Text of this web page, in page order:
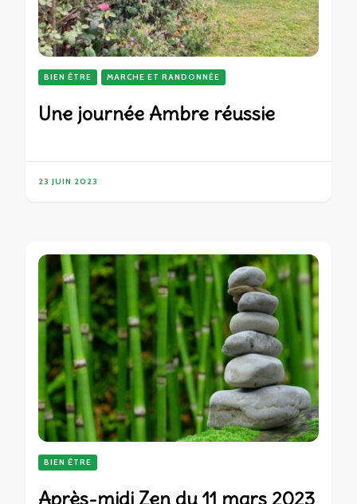
BIEN ÊTRE MARCHE ET RANDONNÉE
Une journée Ambre réussie
23 JUIN 2023
BIEN ÊTRE
Après-midi Zen du 11 mars 2023